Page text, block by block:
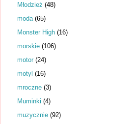
Młodzież (48)
moda (65)
Monster High (16)
morskie (106)
motor (24)
motyl (16)
mroczne (3)
Muminki (4)
muzycznie (92)